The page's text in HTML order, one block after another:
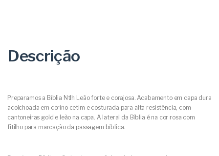
Descrição
Preparamos a Bíblia Ntlh Leão forte e corajosa. Acabamento em capa dura
acolchoada em corino cetim e costurada para alta resistência, com
cantoneiras gold e leão na capa. A lateral da Bíblia é na cor rosa com
fitilho para marcação da passagem bíblica.